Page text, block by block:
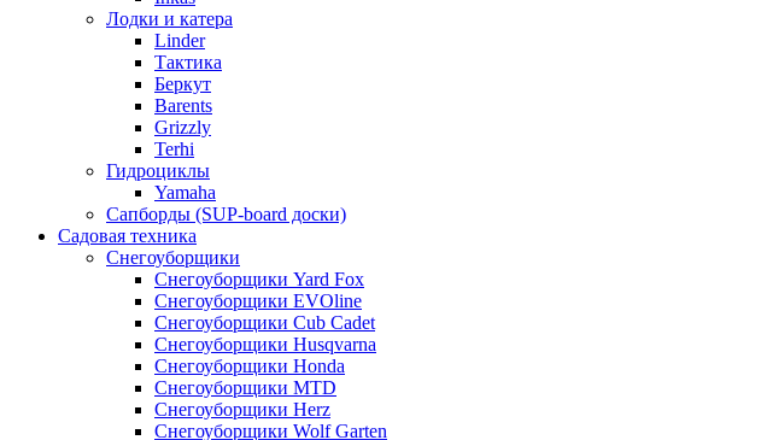
Лодки и катера
Linder
Тактика
Беркут
Barents
Grizzly
Terhi
Гидроциклы
Yamaha
Сапборды (SUP-board доски)
Садовая техника
Снегоуборщики
Снегоуборщики Yard Fox
Снегоуборщики EVOline
Снегоуборщики Cub Cadet
Снегоуборщики Husqvarna
Снегоуборщики Honda
Снегоуборщики MTD
Снегоуборщики Herz
Снегоуборщики Wolf Garten